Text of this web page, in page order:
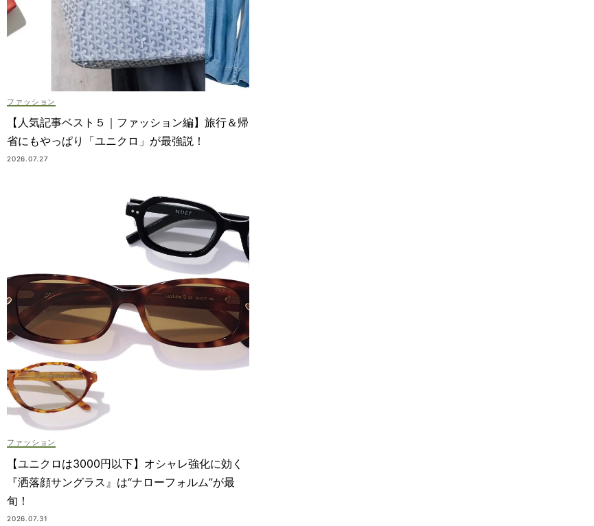
ファッション
【人気記事ベスト５｜ファッション編】旅行＆帰
省にもやっぱり「ユニクロ」が最強説！
2026.07.27
ファッション
【ユニクロは3000円以下】オシャレ強化に効く
『洒落顔サングラス』は“ナローフォルム”が最
旬！
2026.07.31